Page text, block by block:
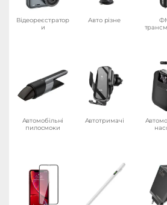
Відеореєстратор
и
Авто різне
Автомобільні
пилосмоки
Автотримачі